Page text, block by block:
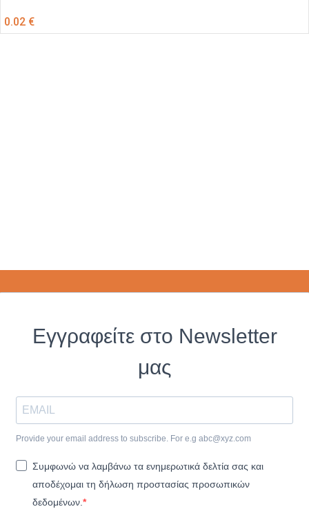
0.02 €
Εγγραφείτε στο Newsletter
μας
Provide your email address to subscribe. For e.g abc@xyz.com
Συμφωνώ να λαμβάνω τα ενημερωτικά δελτία σας και
αποδέχομαι τη δήλωση προστασίας προσωπικών
δεδομένων.